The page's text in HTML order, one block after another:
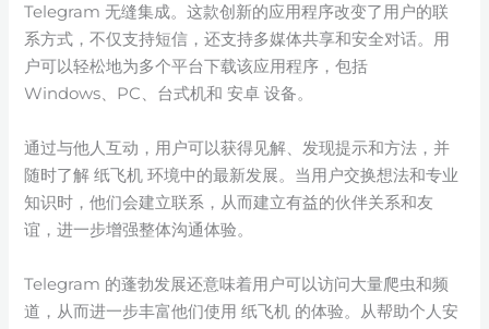
Telegram 无缝集成。这款创新的应用程序改变了用户的联
系方式，不仅支持短信，还支持多媒体共享和安全对话。用
户可以轻松地为多个平台下载该应用程序，包括
Windows、PC、台式机和 安卓 设备。
通过与他人互动，用户可以获得见解、发现提示和方法，并
随时了解 纸飞机 环境中的最新发展。当用户交换想法和专业
知识时，他们会建立联系，从而建立有益的伙伴关系和友
谊，进一步增强整体沟通体验。
Telegram 的蓬勃发展还意味着用户可以访问大量爬虫和频
道，从而进一步丰富他们使用 纸飞机 的体验。从帮助个人安